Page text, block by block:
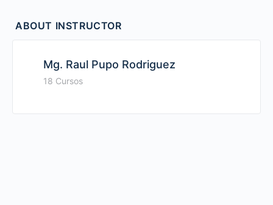
ABOUT INSTRUCTOR
Mg. Raul Pupo Rodriguez
18 Cursos